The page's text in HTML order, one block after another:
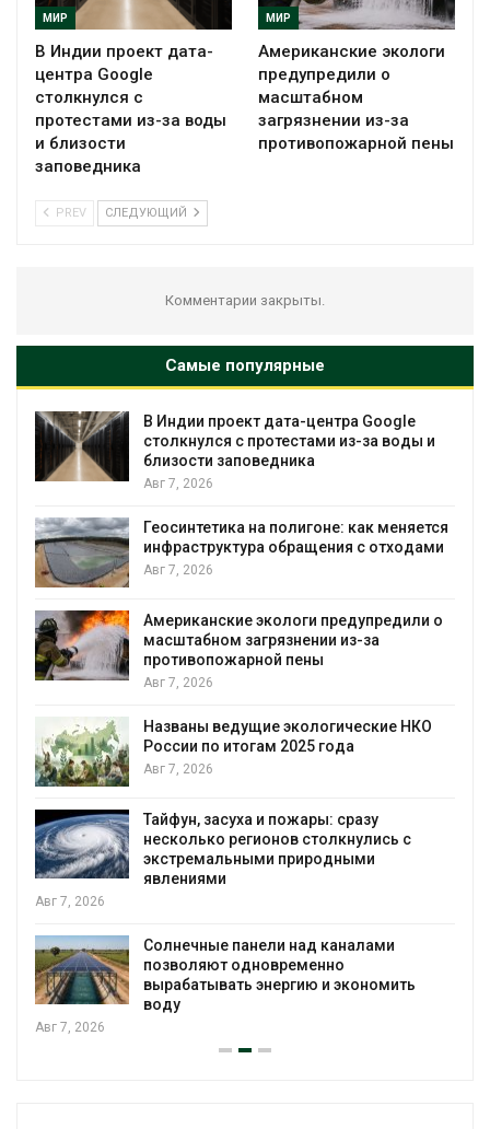
МИР
В Индии проект дата-
центра Google
столкнулся с
протестами из-за воды
и близости
заповедника
МИР
Американские экологи
предупредили о
масштабном
загрязнении из-за
противопожарной пены
PREV СЛЕДУЮЩИЙ
Комментарии закрыты.
Самые популярные
В Индии проект дата-центра Google
столкнулся с протестами из-за воды и
близости заповедника
Авг 7, 2026
Геосинтетика на полигоне: как меняется
инфраструктура обращения с отходами
Авг 7, 2026
Американские экологи предупредили о
масштабном загрязнении из-за
противопожарной пены
Авг 7, 2026
Названы ведущие экологические НКО
России по итогам 2025 года
Авг 7, 2026
Тайфун, засуха и пожары: сразу
несколько регионов столкнулись с
экстремальными природными
явлениями
Авг 7, 2026
Солнечные панели над каналами
позволяют одновременно
вырабатывать энергию и экономить
воду
Авг 7, 2026